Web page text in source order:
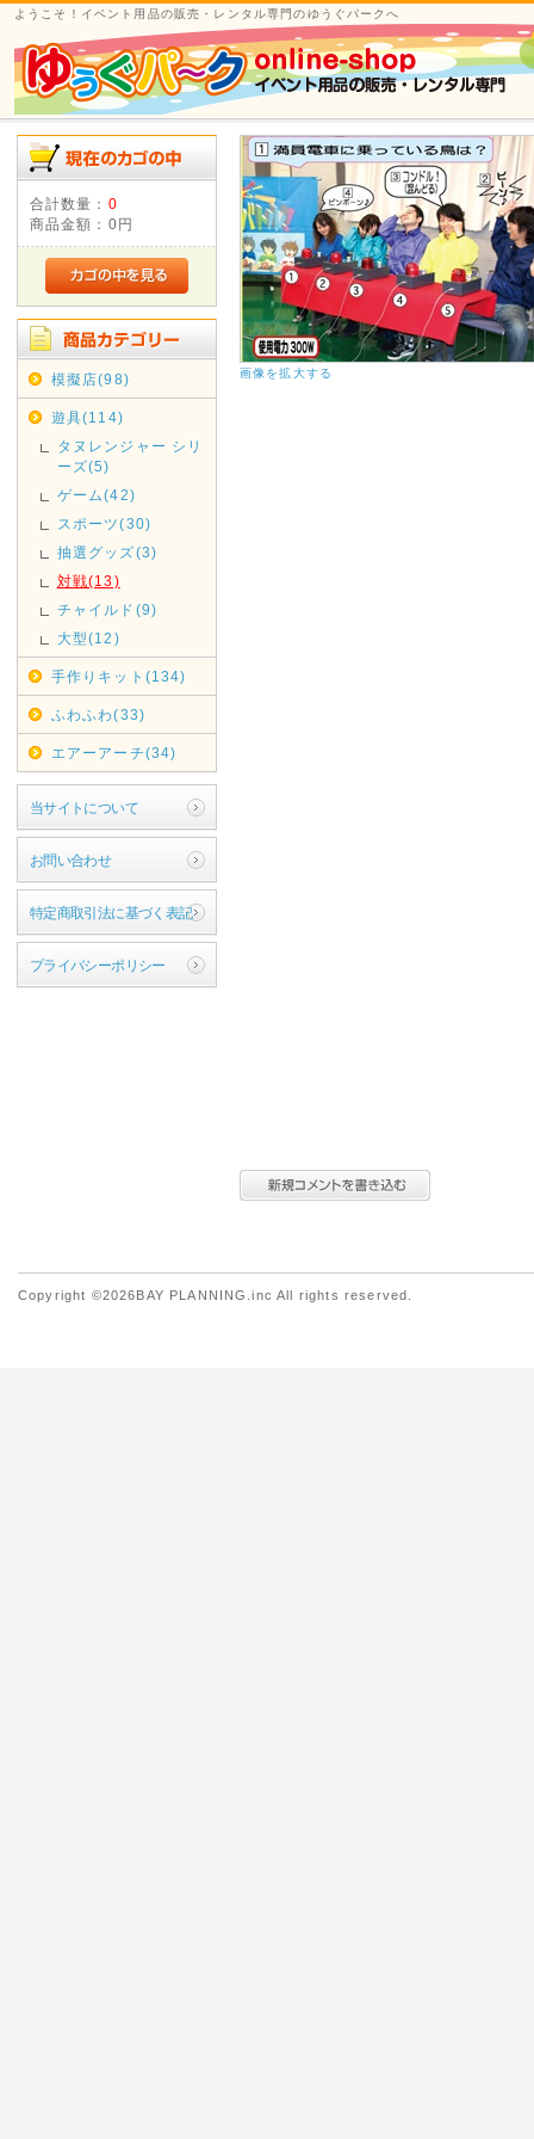
ようこそ！イベント用品の販売・レンタル専門のゆうぐパークへ
合計数量： 0
商品金額： 0円
模擬店(98)
遊具(114)
タヌレンジャー シリ
ーズ(5)
ゲーム(42)
スポーツ(30)
抽選グッズ(3)
対戦(13)
チャイルド(9)
大型(12)
手作りキット(134)
ふわふわ(33)
エアーアーチ(34)
当サイトについて
お問い合わせ
特定商取引法に基づく表記
プライバシーポリシー
画像を拡大する
Copyright ©2026BAY PLANNING.inc All rights reserved.